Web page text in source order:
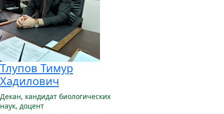
Тлупов Тимур
Хадилович
Декан, кандидат биологических
наук, доцент